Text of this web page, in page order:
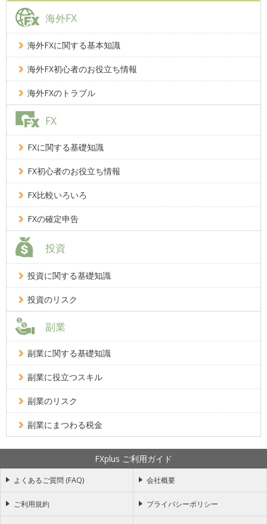
海外FX
海外FXに関する基本知識
海外FX初心者のお役立ち情報
海外FXのトラブル
FX
FXに関する基礎知識
FX初心者のお役立ち情報
FX比較いろいろ
FXの確定申告
投資
投資に関する基礎知識
投資のリスク
副業
副業に関する基礎知識
副業に役立つスキル
副業のリスク
副業にまつわる税金
FXplus ご利用ガイド
よくあるご質問 (FAQ) 会社概要
ご利用規約 プライバシーポリシー